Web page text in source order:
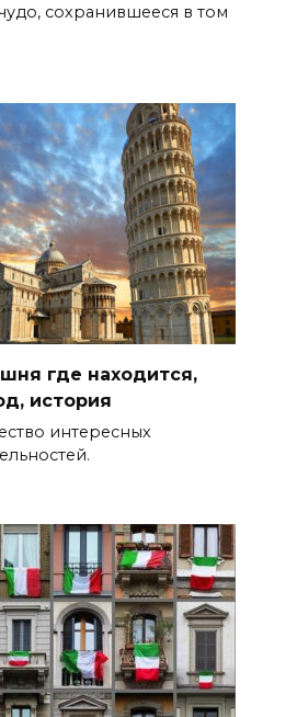
сохранившееся в том
где находится,
история
интересных